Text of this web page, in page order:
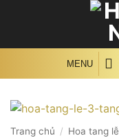
MENU
Trang chủ / Hoa tang lễ